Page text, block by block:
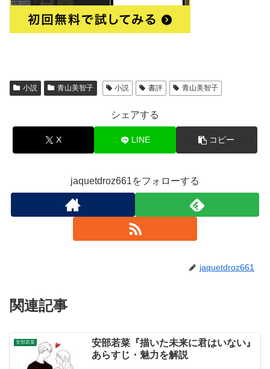
小説 青山美智子 小説 書評 青山美智子
シェアする
X LINE コピー
jaquetdroz661をフォローする
jaquetdroz661
関連記事
安部若菜
安部若菜『描いた未来に君はいない』
あらすじ・魅力を解説